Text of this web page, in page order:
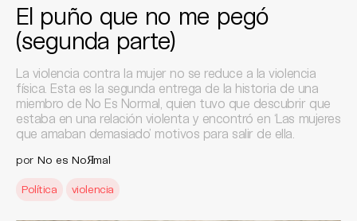
El puño que no me pegó
(segunda parte)
La violencia contra la mujer no se reduce a la violencia
física. Esta es la segunda entrega de la historia de una
miembro de No Es Normal, quien tuvo que descubrir que
estaba en una relación violenta y encontró en ‘Las mujeres
que amaban demasiado’ motivos para salir de ella.
por No es NoЯmal
Política violencia